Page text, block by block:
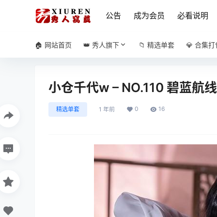
公告 成为会员 必看说明
🏠 网站首页 👑 秀人旗下 📁 精选单套 💎 合集打
小仓千代w – NO.110 碧蓝航
精选单套 1 年前 0 16